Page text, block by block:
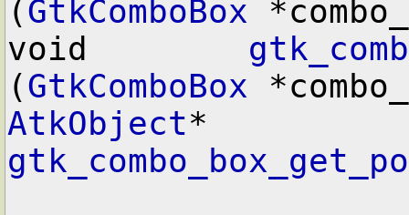
(GtkComboBox
void
(GtkComboBox
AtkObject